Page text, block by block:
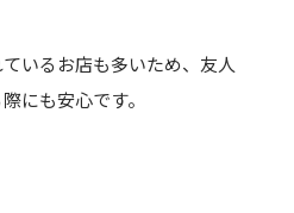
いるお店も多いため、友人
にも安心です。